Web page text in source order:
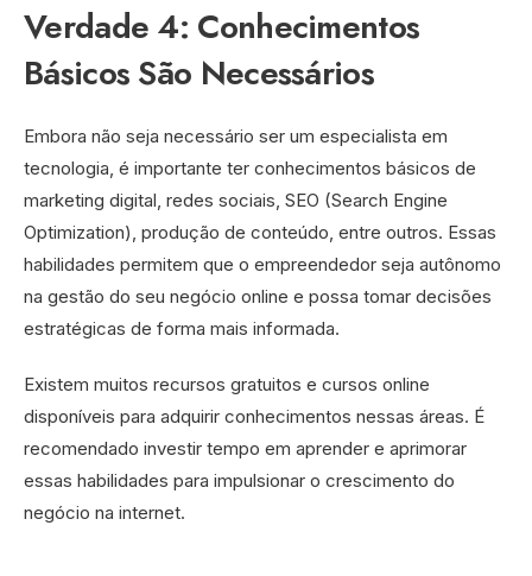
Verdade 4: Conhecimentos
Básicos São Necessários
Embora não seja necessário ser um especialista em
tecnologia, é importante ter conhecimentos básicos de
marketing digital, redes sociais, SEO (Search Engine
Optimization), produção de conteúdo, entre outros. Essas
habilidades permitem que o empreendedor seja autônomo
na gestão do seu negócio online e possa tomar decisões
estratégicas de forma mais informada.
Existem muitos recursos gratuitos e cursos online
disponíveis para adquirir conhecimentos nessas áreas. É
recomendado investir tempo em aprender e aprimorar
essas habilidades para impulsionar o crescimento do
negócio na internet.